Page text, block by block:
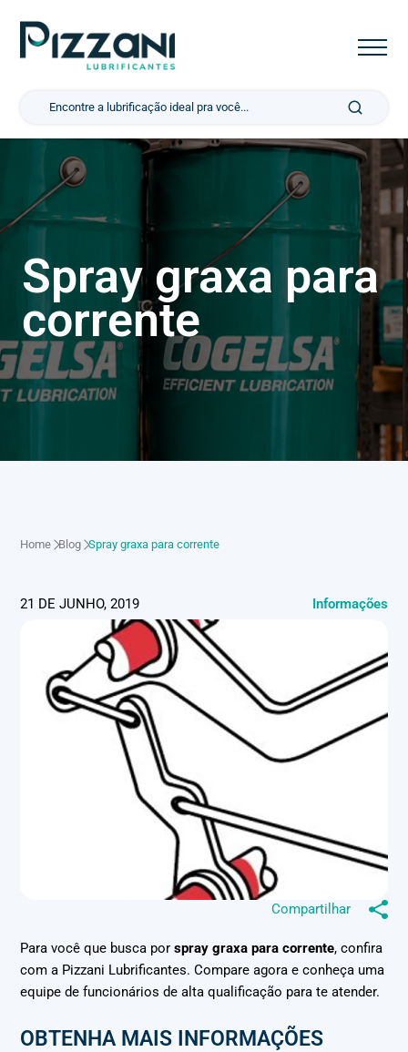
Spray graxa para
corrente
Home Blog Spray graxa para corrente
21 DE JUNHO, 2019 Informações
Compartilhar
Para você que busca porspray graxa para corrente, confira
com a Pizzani Lubrificantes. Compare agora e conheça uma
equipe de funcionários de alta qualificação para te atender.
OBTENHA MAIS INFORMAÇÕES